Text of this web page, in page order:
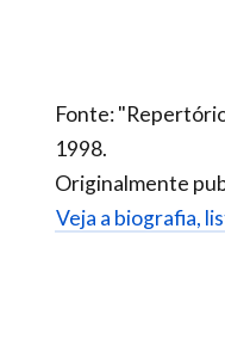
Fonte:
1998.
Originalmente
Veja a biografia,